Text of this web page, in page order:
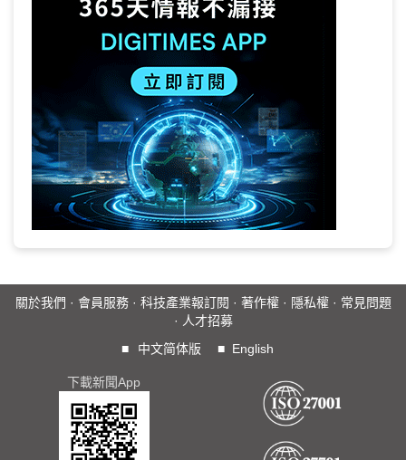
關於我們 · 會員服務· 科技產業報訂閱 · 著作權· 隱私權· 常見問題
· 人才招募
■
中文简体版 ■ English
下載新聞App